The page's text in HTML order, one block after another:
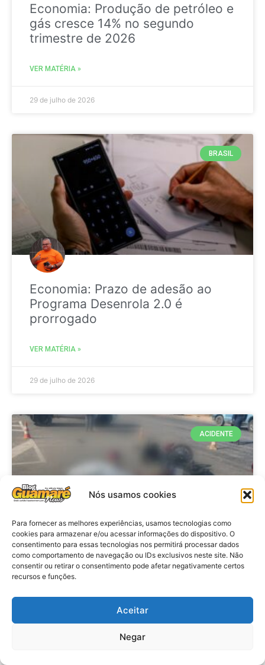
Nós usamos cookies
Para fornecer as melhores experiências, usamos tecnologias como
cookies para armazenar e/ou acessar informações do dispositivo. O
consentimento para essas tecnologias nos permitirá processar dados
como comportamento de navegação ou IDs exclusivos neste site. Não
consentir ou retirar o consentimento pode afetar negativamente certos
recursos e funções.
Aceitar
Negar
Economia: Produção de petróleo e
gás cresce 14% no segundo
trimestre de 2026
VER MATÉRIA »
29 de julho de 2026
BRASIL
Economia: Prazo de adesão ao
Programa Desenrola 2.0 é
prorrogado
VER MATÉRIA »
29 de julho de 2026
ACIDENTE
Acidente: A caminho do trabalho
professora se envolve em
acidente e vai a obito na RN 118
no Alto do Rodrigues, RN